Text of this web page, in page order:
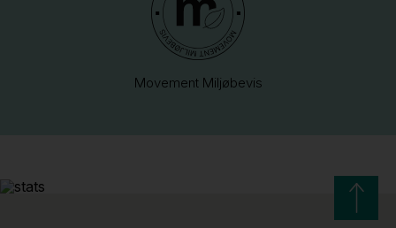
Movement Miljøbevis